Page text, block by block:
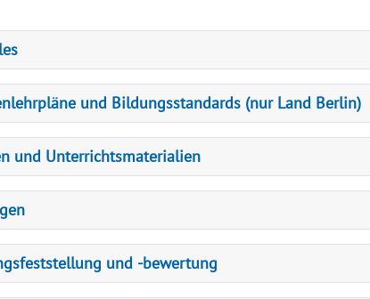
und Bildungsstandards (nur Land Berlin)
und Unterrichtsmaterialien
und -bewertung